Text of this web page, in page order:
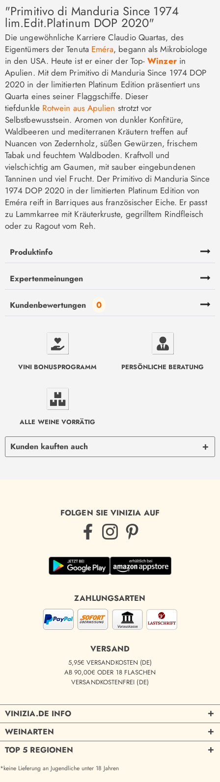
"Primitivo di Manduria Since 1974
lim.Edit.Platinum DOP 2020"
Die ungewöhnliche Karriere Claudio Quartas, des
Eigentümers der Tenuta Eméra, begann als Mikrobiologe
in den USA. Heute ist er einer der Top-Winzerin
Apulien. Mit dem Primitivo di Manduria Since 1974 DOP
2020 in der limitierten Platinum Edition präsentiert uns
Quarta eines seiner Flaggschiffe. Dieser
tiefdunkle Rotwein aus Apulien strotzt vor
Selbstbewusstsein. Aromen von dunkler Konfitüre,
Waldbeeren und mediterranen Kräutern treffen auf
Nuancen von Zedernholz, süßen Gewürzen, frischem
Tabak und feuchtem Waldboden. Kraftvoll und
vielschichtig am Gaumen, mit sauber eingebundenen
Tanninen und viel Frucht. Der Primitivo di Manduria Since
1974 DOP 2020 in der limitierten Platinum Edition von
Eméra reift in Barriques aus französischer Eiche. Er passt
zu Lammkarree mit Kräuterkruste, gegrilltem Rindfleisch
oder zu Ragout vom Reh.
Produktinfo
Expertenmeinungen
Kundenbewertungen 0
VINI BONUSPROGRAMM PERSÖNLICHE BERATUNG
ALLE WEINE VORRÄTIG
Kunden kauften auch
FOLGEN SIE VINIZIA AUF
ZAHLUNGSARTEN
VERSAND
5,95€ VERSANDKOSTEN (DE)
AB 90,00€ ODER 18 FLASCHEN
VERSANDKOSTENFREI (DE)
VINIZIA.DE INFO
WEINARTEN
TOP 5 REGIONEN
*keine Lieferung an Jugendliche unter 18 Jahren